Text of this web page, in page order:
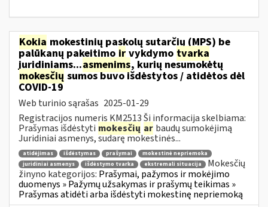
Kokia mokestinių paskolų sutarčių (MPS) be
palūkanų pakeitimo ir vykdymo tvarka
juridiniams...asmenims, kurių nesumokėtų
mokesčių sumos buvo išdėstytos / atidėtos dėl
COVID-19
Web turinio sąrašas 2025-01-29
Registracijos numeris KM2513 Ši informacija skelbiama:
Prašymas išdėstyti mokesčių ar baudų sumokėjimą
Juridiniai asmenys, sudarę mokestinės...
atidėjimas išdėstymas prašymai
mokestinė nepriemoka
juridiniai asmenys
išdėstymo tvarka ekstremali situacija
Mokesčių
žinyno kategorijos: Prašymai, pažymos ir mokėjimo
duomenys » Pažymų užsakymas ir prašymų teikimas »
Prašymas atidėti arba išdėstyti mokestinę nepriemoką